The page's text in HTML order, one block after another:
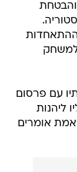
והבטחת
למשחק
עם פרסום
ליהנות
אומרים